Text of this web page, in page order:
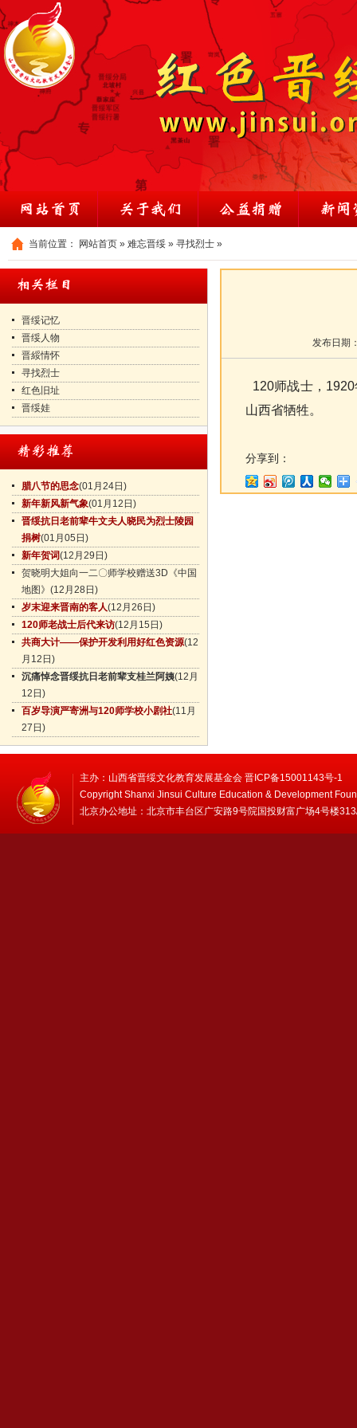
当前位置： 网站首页 » 难忘晋绥 » 寻找烈士 »
晋绥记忆
晋绥人物
晋綏情怀
寻找烈士
红色旧址
晋绥娃
腊八节的思念(01月24日)
新年新风新气象(01月12日)
晋绥抗日老前辈牛文夫人晓民为烈士陵园
捐树(01月05日)
新年贺词(12月29日)
贺晓明大姐向一二〇师学校赠送3D《中国
地图》 (12月28日)
岁末迎来晋南的客人(12月26日)
120师老战士后代来访(12月15日)
共商大计——保护开发利用好红色资源(12
月12日)
沉痛悼念晋绥抗日老前辈支桂兰阿姨(12月
12日)
百岁导演严寄洲与120师学校小剧社(11月
27日)
发布日期
120师战士，
山西省牺牲。
分享到：
主办：山西省晋绥文化教育发展基金会 晋ICP备15001143号-1
Copyright Shanxi Jinsui Culture Education & Development
北京办公地址：北京市丰台区广安路9号院国投财富广场4号楼